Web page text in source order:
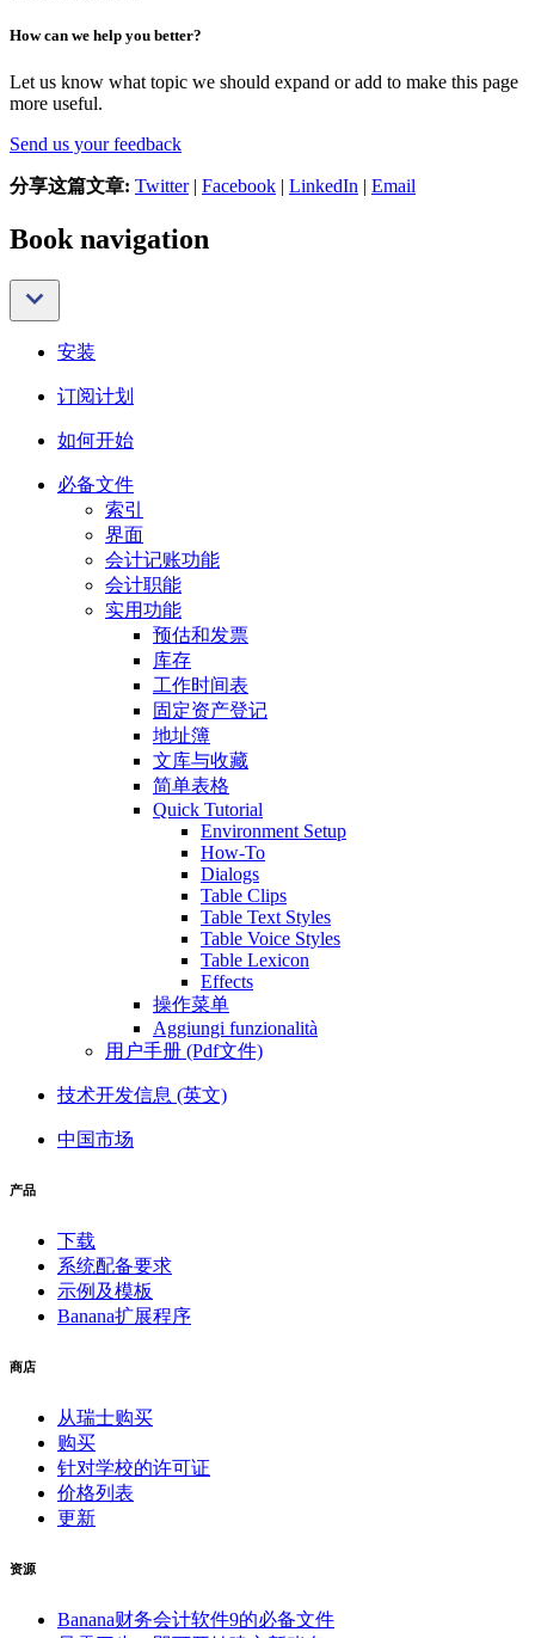
How can we help you better?
Let us know what topic we should expand or add to make this page
more useful.
Send us your feedback
分享这篇文章: Twitter| Facebook | LinkedIn | Email
Book navigation
安装
订阅计划
如何开始
必备文件
索引
界面
会计记账功能
会计职能
实用功能
预估和发票
库存
工作时间表
固定资产登记
地址簿
文库与收藏
简单表格
Quick Tutorial
Environment Setup
How-To
Dialogs
Table Clips
Table Text Styles
Table Voice Styles
Table Lexicon
Effects
操作菜单
Aggiungi funzionalità
用户手册 (Pdf文件)
技术开发信息 (英文)
中国市场
产品
下载
系统配备要求
示例及模板
Banana扩展程序
商店
从瑞士购买
购买
针对学校的许可证
价格列表
更新
资源
Banana财务会计软件9的必备文件